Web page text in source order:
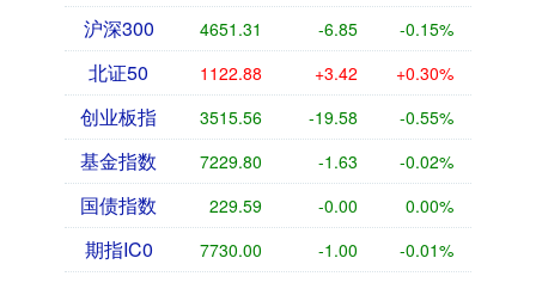
沪深300 4651.31 -6.85 -0.15%
北证50 1122.88 +3.42 +0.30%
创业板指 3515.56 -19.58 -0.55%
基金指数 7229.80 -1.63 -0.02%
国债指数 229.59 -0.00 0.00%
期指IC0 7730.00 -1.00 -0.01%